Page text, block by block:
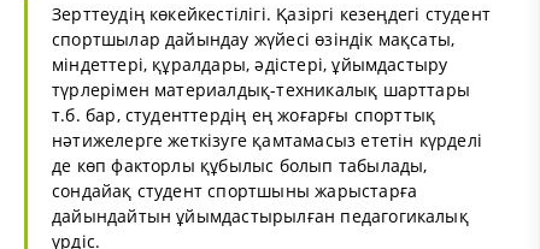
Зерттеудiң көкейкестiлiгi. Қазiргi кезеңдегi студент
спортшылар дайындау жүйесi өзiндiк мақсаты,
мiндеттерi, құралдары, әдiстерi, ұйымдастыру
түрлерiмен материалдық-техникалық шарттары
т.б. бар, студенттердiң ең жоғарғы спорттық
нәтижелерге жеткiзуге қамтамасыз ететiн күрделi
де көп факторлы құбылыс болып табылады,
сондайақ студент спортшыны жарыстарға
дайындайтын ұйымдастырылған педагогикалық
үрдiс.